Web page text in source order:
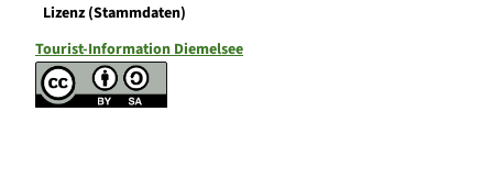
Lizenz (Stammdaten)
Tourist-Information Diemelsee